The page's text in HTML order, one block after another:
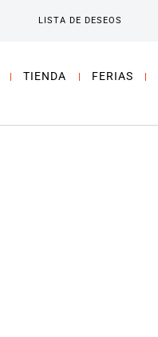
LISTA DE DESEOS
TIENDA FERIAS